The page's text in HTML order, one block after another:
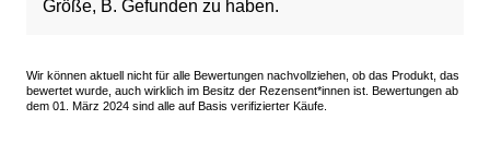
Größe, B. Gefunden zu haben.
Wir können aktuell nicht für alle Bewertungen nachvollziehen, ob das Produkt, das
bewertet wurde, auch wirklich im Besitz der Rezensent*innen ist. Bewertungen ab
dem 01. März 2024 sind alle auf Basis verifizierter Käufe.